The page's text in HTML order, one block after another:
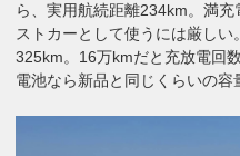
ら、実用航続距離234km。満
ストカーとして使うには厳し
325km。16万kmだと充放電回
電池なら新品と同じくらいの容